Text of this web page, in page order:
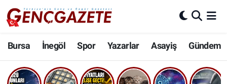
Bursa İnegöl Spor Yazarlar Asayiş Gündem
Bursa
İnegöl
Nöbetçi Eczaneler
Hava Durumu